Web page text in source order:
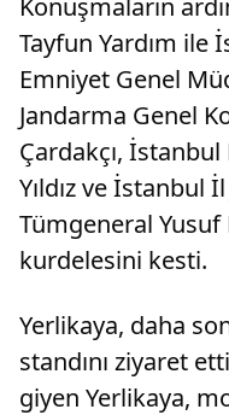
Tayfun Yardım ile
Emniyet Genel
Jandarma Genel
Çardakçı,
Yıldız ve İstanbul
Tümgeneral Yusuf
kurdelesini kesti.
Yerlikaya, daha
standını ziyaret
giyen Yerlikaya,